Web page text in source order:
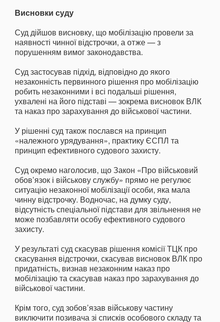
Висновки суду
Суд дійшов висновку, що мобілізацію провели за
наявності чинної відстрочки, а отже — з
порушенням вимог законодавства.
Суд застосував підхід, відповідно до якого
незаконність первинного рішення про мобілізацію
робить незаконними і всі подальші рішення,
ухвалені на його підставі — зокрема висновок ВЛК
та наказ про зарахування до військової частини.
У рішенні суд також послався на принцип
«належного урядування», практику ЄСПЛ та
принцип ефективного судового захисту.
Суд окремо наголосив, що Закон «Про військовий
обов’язок і військову службу» прямо не регулює
ситуацію незаконної мобілізації особи, яка мала
чинну відстрочку. Водночас, на думку суду,
відсутність спеціальної підстави для звільнення не
може позбавляти особу ефективного судового
захисту.
У результаті суд скасував рішення комісії ТЦК про
скасування відстрочки, скасував висновок ВЛК про
придатність, визнав незаконним наказ про
мобілізацію та скасував наказ про зарахування до
військової частини.
Крім того, суд зобов’язав військову частину
виключити позивача зі списків особового складу та